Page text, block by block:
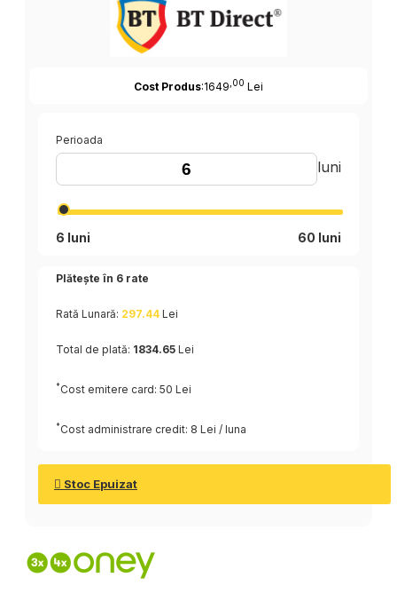
Cost Produs:1649 ,00 Lei
Perioada
luni
6 luni 60 luni
Plătește în 6 rate
Rată Lunară: 297.44 Lei
Total de plată: 1834.65 Lei
* Cost emitere card: 50 Lei
* Cost administrare credit: 8 Lei / luna
Stoc Epuizat